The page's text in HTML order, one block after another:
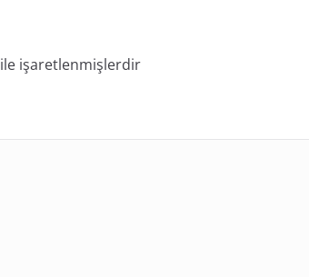
ile işaretlenmişlerdir